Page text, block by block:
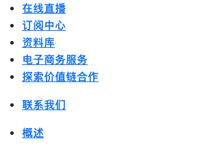
在线直播
订阅中心
资料库
电子商务服务
探索价值链合作
联系我们
概述